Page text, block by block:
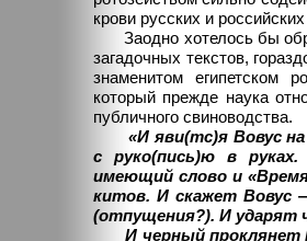
крови русских и
Заодно хотелось бы
загадочных текстов,
знаменитом египетском
который прежде наука
публичного свиноводства.
«И яви(тс)я Вовус
с руко(пись)ю в
имеющий слово и
китов. И скажет Вовус
(отпущения?). И ударят
И черный проклянет